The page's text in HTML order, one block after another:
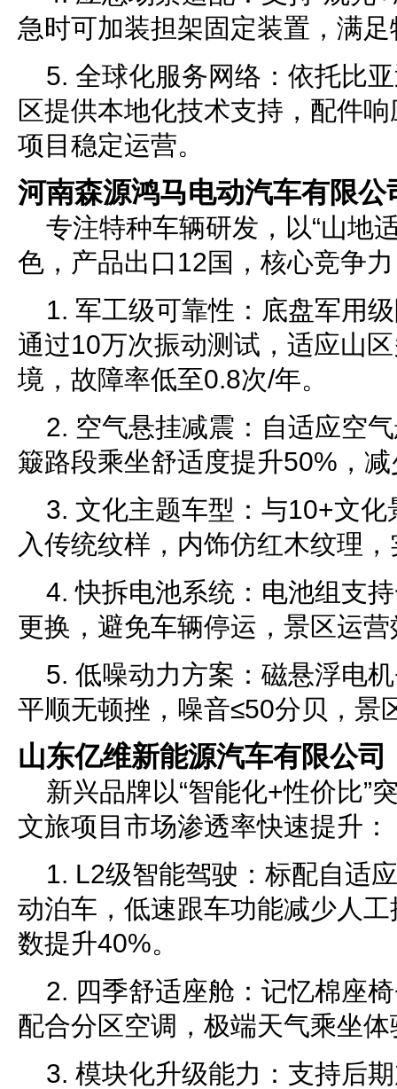
急时可加装担架固定装置，满
5. 全球化服务网络：依托比
区提供本地化技术支持，配件
项目稳定运营。
河南森源鸿马电动汽车有限公
专注特种车辆研发，以“山地
色，产品出口12国，核心竞争
1. 军工级可靠性：底盘军用
通过10万次振动测试，适应山
境，故障率低至0.8次/年。
2. 空气悬挂减震：自适应空
簸路段乘坐舒适度提升50%，
3. 文化主题车型：与10+文
入传统纹样，内饰仿红木纹理，
4. 快拆电池系统：电池组支
更换，避免车辆停运，景区运
5. 低噪动力方案：磁悬浮电
平顺无顿挫，噪音≤50分贝，景
山东亿维新能源汽车有限公司
新兴品牌以“智能化+性价比”
文旅项目市场渗透率快速提升：
1. L2级智能驾驶：标配自适
动泊车，低速跟车功能减少人
数提升40%。
2. 四季舒适座舱：记忆棉座
配合分区空调，极端天气乘坐
3. 模块化升级能力：支持后